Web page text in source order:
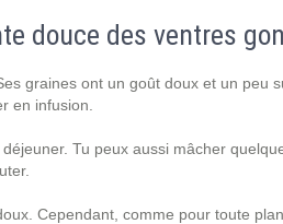
douce des ventres
graines ont un goût doux et un peu
en infusion.
Tu peux aussi mâcher
Cependant, comme pour toute